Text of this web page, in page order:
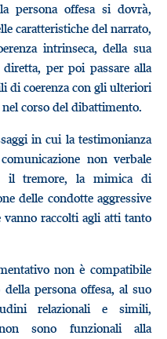
persona offesa si dovrà,
caratteristiche del narrato,
intrinseca, della sua
diretta, per poi passare alla
di coerenza con gli ulteriori
corso del dibattimento.
in cui la testimonianza
non verbale
il tremore, la mimica di
delle condotte aggressive
raccolti agli atti tanto
non è compatibile
persona offesa, al suo
relazionali e simili,
sono funzionali alla